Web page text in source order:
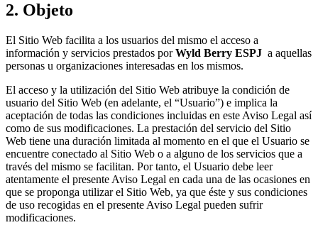
2. Objeto
El Sitio Web facilita a los usuarios del mismo el acceso a
información y servicios prestados porWyld Berry ESPJ a aquellas
personas u organizaciones interesadas en los mismos.
El acceso y la utilización del Sitio Web atribuye la condición de
usuario del Sitio Web (en adelante, el “Usuario”) e implica la
aceptación de todas las condiciones incluidas en este Aviso Legal así
como de sus modificaciones. La prestación del servicio del Sitio
Web tiene una duración limitada al momento en el que el Usuario se
encuentre conectado al Sitio Web o a alguno de los servicios que a
través del mismo se facilitan. Por tanto, el Usuario debe leer
atentamente el presente Aviso Legal en cada una de las ocasiones en
que se proponga utilizar el Sitio Web, ya que éste y sus condiciones
de uso recogidas en el presente Aviso Legal pueden sufrir
modificaciones.